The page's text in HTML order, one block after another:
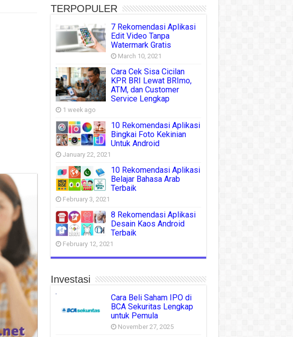
TERPOPULER
7 Rekomendasi Aplikasi
Edit Video Tanpa
Watermark Gratis
March 10, 2021
Cara Cek Sisa Cicilan
KPR BRI Lewat BRImo,
ATM, dan Customer
Service Lengkap
1 week ago
10 Rekomendasi Aplikasi
Bingkai Foto Kekinian
Untuk Android
January 22, 2021
10 Rekomendasi Aplikasi
Belajar Bahasa Arab
Terbaik
February 3, 2021
8 Rekomendasi Aplikasi
Desain Kaos Android
Terbaik
February 12, 2021
Investasi
Cara Beli Saham IPO di
BCA Sekuritas Lengkap
untuk Pemula
November 27, 2025